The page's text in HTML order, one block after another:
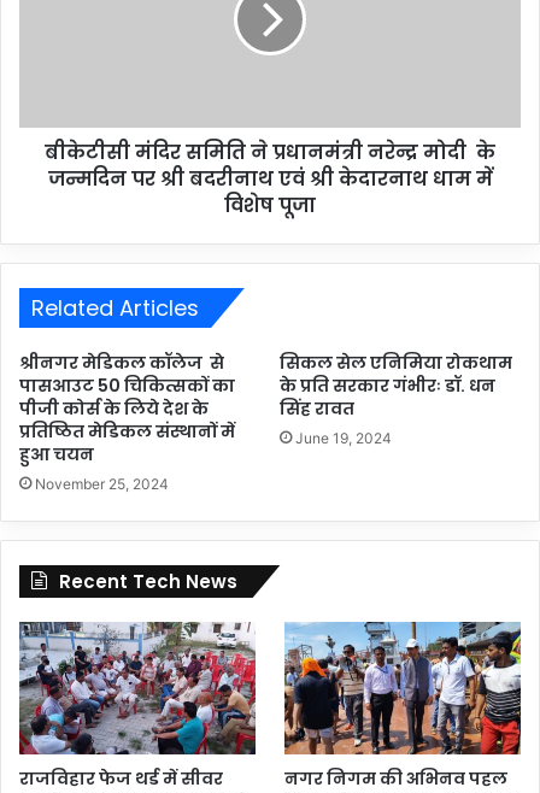
बीकेटीसी मंदिर समिति ने प्रधानमंत्री नरेन्द्र मोदी के
जन्मदिन पर श्री बदरीनाथ एवं श्री केदारनाथ धाम में
विशेष पूजा
Related Articles
श्रीनगर मेडिकल कॉलेज से
पासआउट 50 चिकित्सकों का
पीजी कोर्स के लिये देश के
प्रतिष्ठित मेडिकल संस्थानों में
हुआ चयन
November 25, 2024
सिकल सेल एनिमिया रोकथाम
के प्रति सरकार गंभीरः डॉ. धन
सिंह रावत
June 19, 2024
Recent Tech News
राजविहार फेज थर्ड में सीवर
नगर निगम की अभिनव पहल